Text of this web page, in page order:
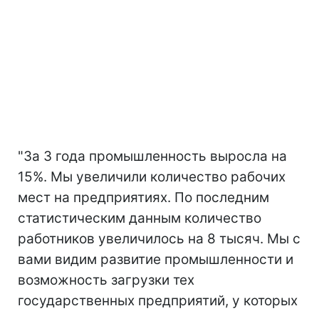
"За 3 года промышленность выросла на
15%. Мы увеличили количество рабочих
мест на предприятиях. По последним
статистическим данным количество
работников увеличилось на 8 тысяч. Мы с
вами видим развитие промышленности и
возможность загрузки тех
государственных предприятий, у которых